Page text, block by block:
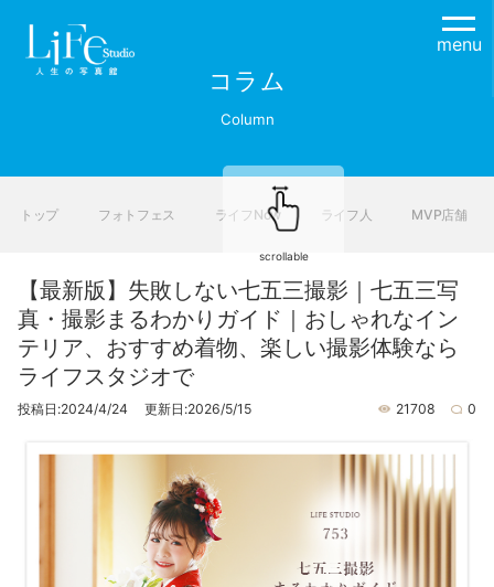
menu
コラム
Column
トップ フォトフェス ライフNow ライフ人 MVP店舗
【最新版】失敗しない七五三撮影｜七五三写
真・撮影まるわかりガイド｜おしゃれなイン
テリア、おすすめ着物、楽しい撮影体験なら
ライフスタジオで
投稿日:2024/4/24 更新日:2026/5/15 21708 0